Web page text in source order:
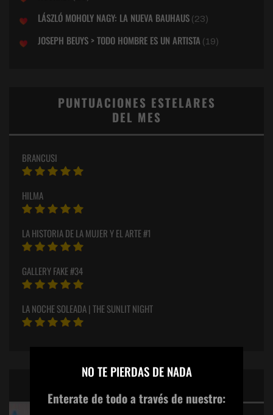
LÁSZLÓ MOHOLY NAGY: LA NUEVA BAUHAUS (23)
JOSEPH BEUYS > TODO HOMBRE ES UN ARTISTA (19)
PUNTUACIONES ESTELARES
DEL MES
BRANCUSI
HILMA
LA HISTORIA DE LA MUJER Y EL ARTE #1
GALLERY FAKE #34
LA NOCHE SOLEADA | THE SUNLIT NIGHT
NO TE PIERDAS DE NADA
Enterate de todoa través de nuestro: